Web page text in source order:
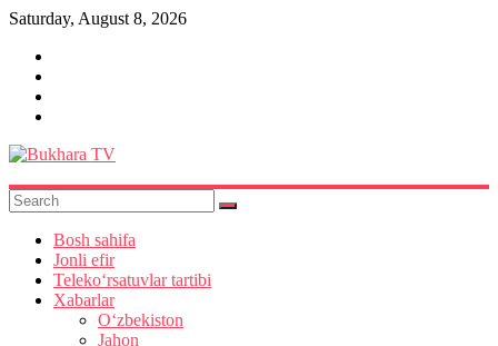
Skip
content
Saturday, August 8, 2026
Bukhara
TV
Bosh sahifa
Jonli efir
Teleko‘rsatuvlar tartibi
Xabarlar
O‘zbekiston
Jahon